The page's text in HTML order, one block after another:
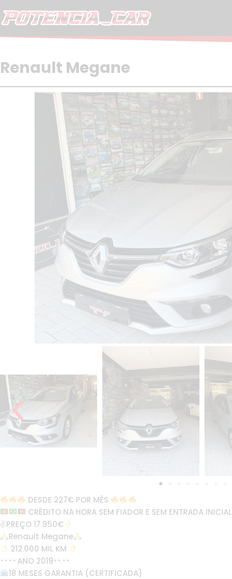
to
Renault Megane
DESDE 227€ POR MÊS
CRÉDITO NA HORA SEM FIADOR E SEM ENTRADA INICIAL
✌PREÇO 17.950€
Renault Megane
212.000 MIL KM
ANO 2019
18 MESES GARANTIA (CERTIFICADA)